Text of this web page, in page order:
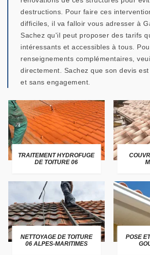
destructions. Pour faire ces
difficiles, il va falloir vous adresser à
Sachez qu'il peut proposer des tarifs
intéressants et accessibles à tous.
renseignements complémentaires,
directement. Sachez que son devis
et sans engagement.
TRAITEMENT HYDROFUGE
DE TOITURE 06
NETTOYAGE DE TOITURE
06 ALPES-MARITIMES
POSE